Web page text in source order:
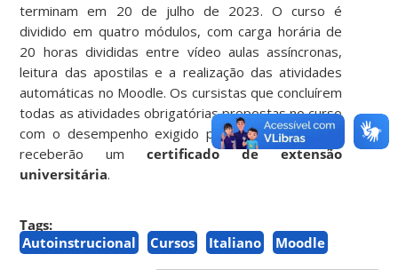
terminam em 20 de julho de 2023. O curso é
dividido em quatro módulos, com carga horária de
20 horas divididas entre vídeo aulas assíncronas,
leitura das apostilas e a realização das atividades
automáticas no Moodle. Os cursistas que concluírem
todas as atividades obrigatórias propostas no curso
com o desempenho exigido para a sua conclusão
receberão umcertificado de extensão
universitária.
Tags:
Autoinstrucional
Cursos Italiano Moodle